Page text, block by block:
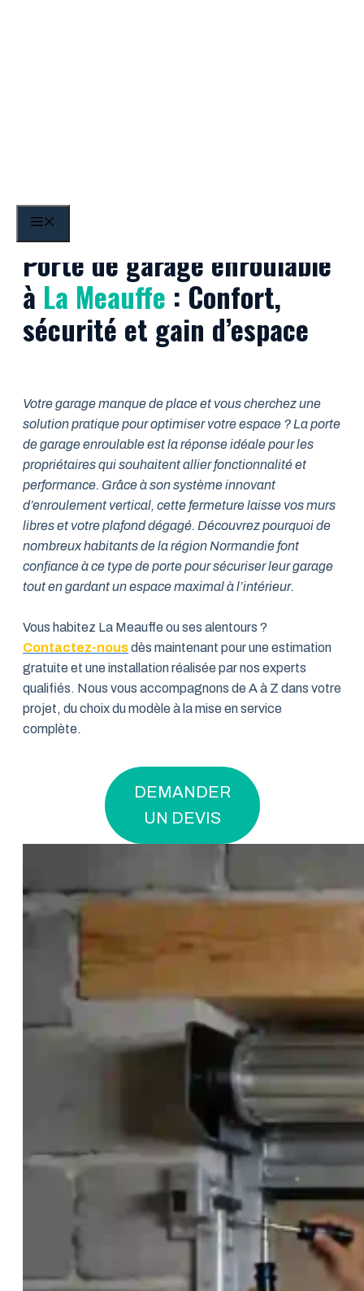
Porte de garage enroulable
à La Meauffe : Confort,
sécurité et gain d’espace
Votre garage manque de place et vous cherchez une
solution pratique pour optimiser votre espace ? La porte
de garage enroulable est la réponse idéale pour les
propriétaires qui souhaitent allier fonctionnalité et
performance. Grâce à son système innovant
d’enroulement vertical, cette fermeture laisse vos murs
libres et votre plafond dégagé. Découvrez pourquoi de
nombreux habitants de la région Normandie font
confiance à ce type de porte pour sécuriser leur garage
tout en gardant un espace maximal à l’intérieur.
Vous habitez La Meauffe ou ses alentours ?
Contactez-nousdès maintenant pour une estimation
gratuite et une installation réalisée par nos experts
qualifiés. Nous vous accompagnons de A à Z dans votre
projet, du choix du modèle à la mise en service
complète.
DEMANDER
UN DEVIS